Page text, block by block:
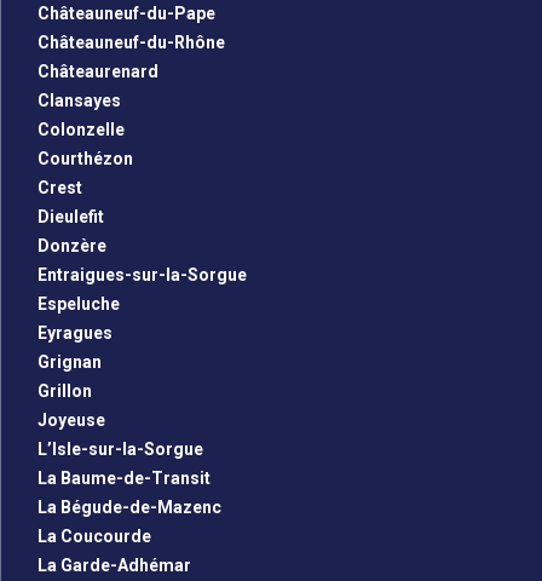
Châteauneuf-du-Pape
Châteauneuf-du-Rhône
Châteaurenard
Clansayes
Colonzelle
Courthézon
Crest
Dieulefit
Donzère
Entraigues-sur-la-Sorgue
Espeluche
Eyragues
Grignan
Grillon
Joyeuse
L’Isle-sur-la-Sorgue
La Baume-de-Transit
La Bégude-de-Mazenc
La Coucourde
La Garde-Adhémar